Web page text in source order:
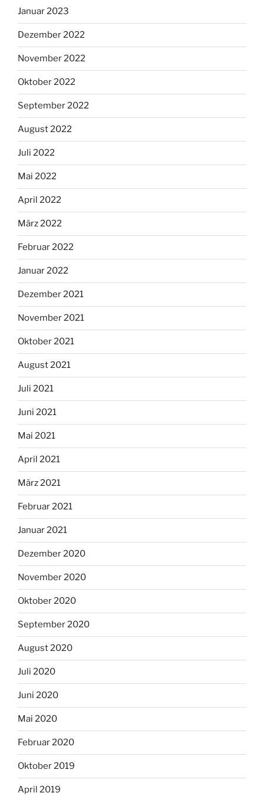
Januar 2023
Dezember 2022
November 2022
Oktober 2022
September 2022
August 2022
Juli 2022
Mai 2022
April 2022
März 2022
Februar 2022
Januar 2022
Dezember 2021
November 2021
Oktober 2021
August 2021
Juli 2021
Juni 2021
Mai 2021
April 2021
März 2021
Februar 2021
Januar 2021
Dezember 2020
November 2020
Oktober 2020
September 2020
August 2020
Juli 2020
Juni 2020
Mai 2020
Februar 2020
Oktober 2019
April 2019